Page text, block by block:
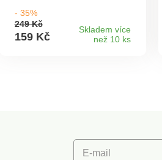
se do každé kabelky.
- 35%
249 Kč
159 Kč
Skladem více
než 10 ks
E-mail